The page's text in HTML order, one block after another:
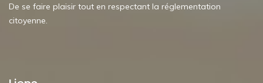
De se faire plaisir tout en respectant la réglementation
citoyenne.